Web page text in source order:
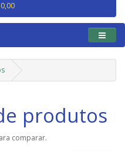
produtos
comparar.